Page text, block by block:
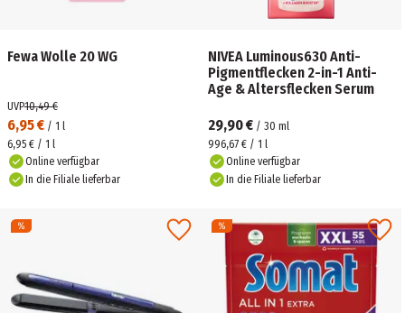
Fewa Wolle 20 WG
6,95 € / 1 l
UVP10,49 €
6,95 € / 1 l
Online verfügbar
In die Filiale lieferbar
NIVEA Luminous630 Anti-
Pigmentflecken 2-in-1 Anti-
Age & Altersflecken Serum
29,90 € / 30 ml
996,67 € / 1 l
Online verfügbar
In die Filiale lieferbar